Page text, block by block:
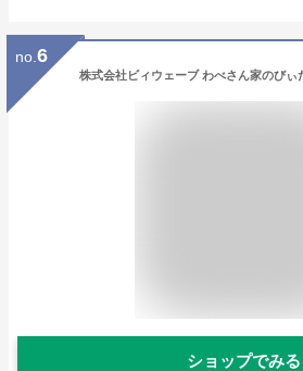
no. 6
ショップでみる